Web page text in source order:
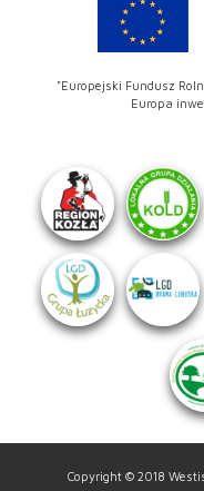
"Europejski Fundusz
Europa
Copyright © 2018